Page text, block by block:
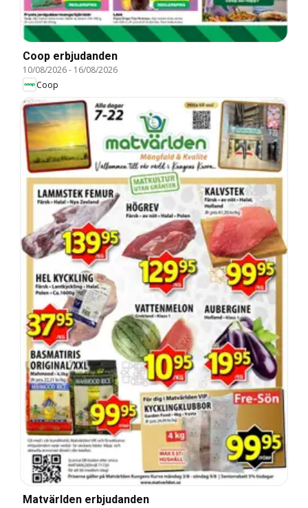
Coop erbjudanden
10/08/2026- 16/08/2026
Coop
Matvärlden erbjudanden